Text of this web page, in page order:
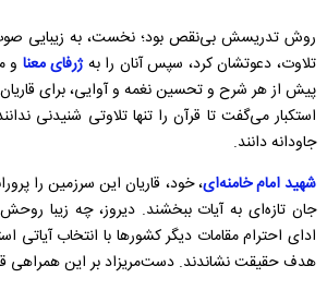
روش تدریسش بی‌نقص بود؛ نخست، به زیبایی
تلاوت، دعوتشان کرد، سپس آنان را بهژرفای معنا و
پیش از هر شرح و تحسین نغمه و آوایی، برای
استکبار می‌گفت تا قرآن را تنها تلاوتی شنیدنی
جاودانه دانند.
شهید امام خامنه‌ای، خود، قاریان این سرزمین را
جان تازه‌ای به آیات ببخشند. دیروز، چه زیبا
ادای احترام مقامات دیگر کشورها با انتخاب آیاتی
هدف حقیقت نشاندند. دست‌مریزاد بر این همراهی